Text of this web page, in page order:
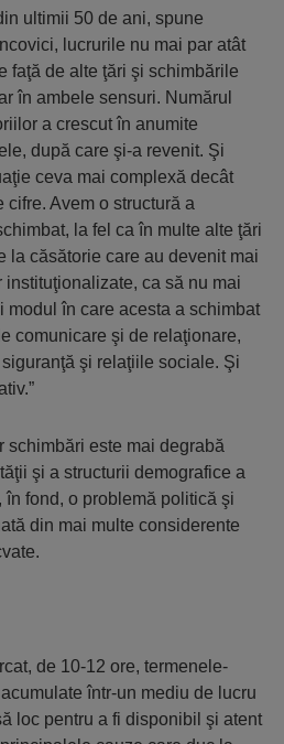
ultimii 50 de ani, spune
lucrurile nu mai par atât
faţă de alte ţări şi schimbările
în ambele sensuri. Numărul
a crescut în anumite
după care şi-a revenit. Şi
ceva mai complexă decât
Avem o structură a
la fel ca în multe alte ţări
la căsătorie care au devenit mai
instituţionalizate, ca să nu mai
modul în care acesta a schimbat
comunicare şi de relaţionare,
şi relaţiile sociale. Şi
schimbări este mai degrabă
şi a structurii demografice a
fond, o problemă politică şi
din mai multe considerente
de 10-12 ore, termenele-
într-un mediu de lucru
loc pentru a fi disponibil şi atent